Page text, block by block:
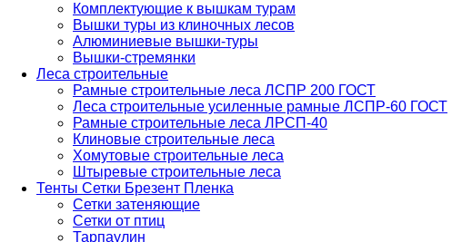
Комплектующие к вышкам турам
Вышки туры из клиночных лесов
Алюминиевые вышки-туры
Вышки-стремянки
Леса строительные
Рамные строительные леса ЛСПР 200 ГОСТ
Леса строительные усиленные рамные ЛСПР-60 ГОСТ
Рамные строительные леса ЛРСП-40
Клиновые строительные леса
Хомутовые строительные леса
Штыревые строительные леса
Тенты Сетки Брезент Пленка
Сетки затеняющие
Сетки от птиц
Тарпаулин